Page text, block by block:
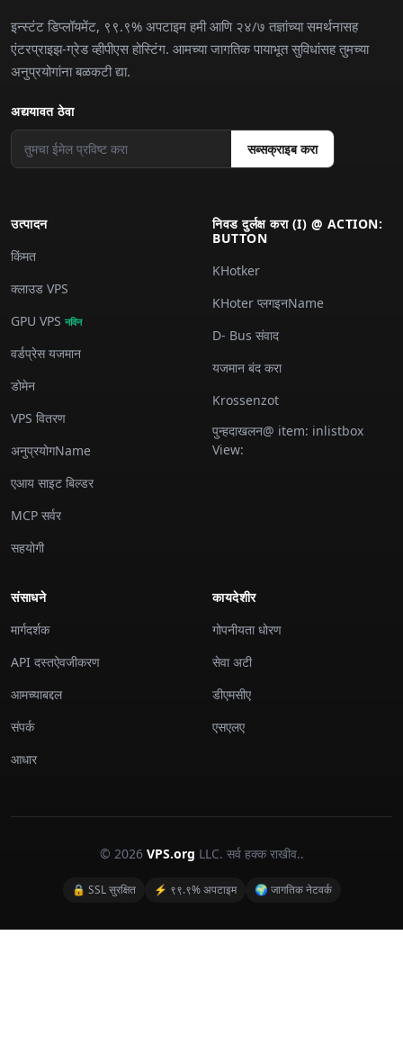
इन्स्टंट डिप्लॉयमेंट, ९९.९% अपटाइम हमी आणि २४/७ तज्ञांच्या समर्थनासह
एंटरप्राइझ-ग्रेड व्हीपीएस होस्टिंग. आमच्या जागतिक पायाभूत सुविधांसह तुमच्या
अनुप्रयोगांना बळकटी द्या.
अद्ययावत ठेवा
सब्सक्राइब करा
उत्पादन
किंमत
क्लाउड VPS
GPU VPS नविन
वर्डप्रेस यजमान
डोमेन
VPS वितरण
अनुप्रयोगName
एआय साइट बिल्डर
MCP सर्वर
सहयोगी
निवड दुर्लक्ष करा (I) @ ACTION:
BUTTON
KHotker
KHoter प्लगइनName
D- Bus संवाद
यजमान बंद करा
Krossenzot
पुन्हदाखलन@ item: inlistbox
View:
संसाधने
मार्गदर्शक
API दस्तऐवजीकरण
आमच्याबद्दल
संपर्क
आधार
कायदेशीर
गोपनीयता धोरण
सेवा अटी
डीएमसीए
एसएलए
© 2026 VPS.org LLC. सर्व हक्क राखीव..
🔒 SSL सुरक्षित ⚡ ९९.९% अपटाइम 🌍 जागतिक नेटवर्क